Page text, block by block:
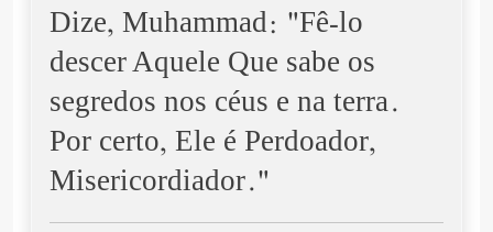
Dize, Muhammad: "Fê-lo
descer Aquele Que sabe os
segredos nos céus e na terra.
Por certo, Ele é Perdoador,
Misericordiador."